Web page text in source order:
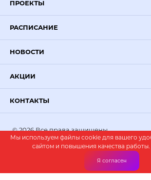
ПРОЕКТЫ
РАСПИСАНИЕ
НОВОСТИ
АКЦИИ
КОНТАКТЫ
© 2026 Все права защищены.
PR-VOLGA— создание сайтов
Мы используем файлы cookie для вашего
сайтом и повышения качества работы.
Я согласен